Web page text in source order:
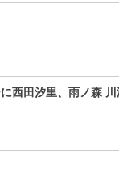
西田汐里、雨ノ森